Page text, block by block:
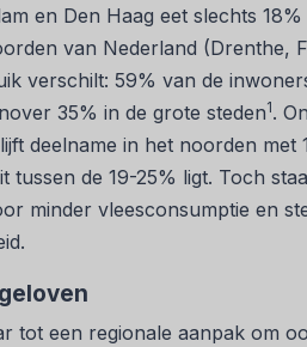
en Den Haag eet slechts
van Nederland (Drenthe,
verschilt: 59% van de
35% in de grote steden1.
deelname in het noorden met
tussen de 19-25% ligt. Toch
minder vleesconsumptie en
tot een regionale aanpak om